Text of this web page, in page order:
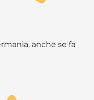
anche se fa